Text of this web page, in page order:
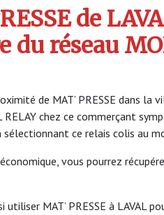
de
du réseau
de MAT’ PRESSE dans la
RELAY chez ce commerçant
sélectionnant ce relais colis au
vous pourrez
utiliser MAT’ PRESSE à LAVAL